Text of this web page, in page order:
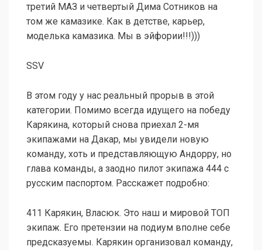
третий МАЗ и четвертый Дима Сотников на
том же камазике. Как в детстве, карьер,
моделька камазика. Мы в эйфории!!!)))
SSV
В этом году у нас реальный прорыв в этой
категории. Помимо всегда идущего на победу
Карякина, который снова приехал 2-мя
экипажами на Дакар, мы увидели новую
команду, хоть и представляющую Андорру, но
глава команды, а заодно пилот экипажа 444 с
русским паспортом. Расскажет подробно:
411 Карякин, Власюк. Это наш и мировой ТОП
экипаж. Его претензии на подиум вполне себе
предсказуемы. Карякин организовал команду,